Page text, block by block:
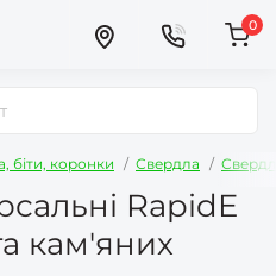
0
біти, коронки Свердла
RapidE
кам'яних